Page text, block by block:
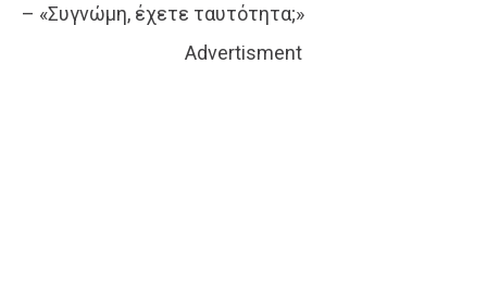
– «Συγνώμη, έχετε ταυτότητα;»
Advertisment